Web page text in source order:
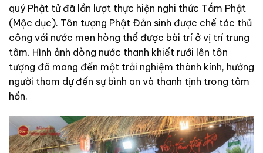
quý Phật tử đã lần lượt thực hiện nghi thức Tắm Phật
(Mộc dục). Tôn tượng Phật Đản sinh được chế tác thủ
công với nước men hòng thổ được bài trí ở vị trí trung
tâm. Hình ảnh dòng nước thanh khiết rưới lên tôn
tượng đã mang đến một trải nghiệm thành kính, hướng
người tham dự đến sự bình an và thanh tịnh trong tâm
hồn.